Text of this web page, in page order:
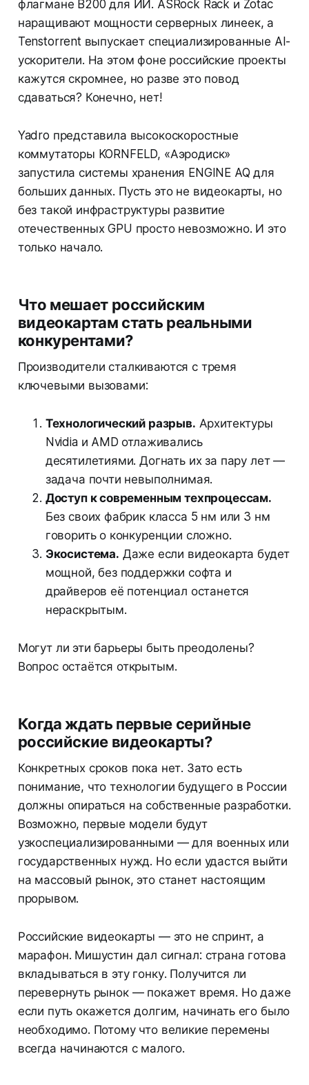
флагмане B200 для ИИ. ASRock Rack и Zotac
наращивают мощности серверных линеек, а
Tenstorrent выпускает специализированные AI-
ускорители. На этом фоне российские проекты
кажутся скромнее, но разве это повод
сдаваться? Конечно, нет!
Yadro представила высокоскоростные
коммутаторы KORNFELD, «Аэродиск»
запустила системы хранения ENGINE AQ для
больших данных. Пусть это не видеокарты, но
без такой инфраструктуры развитие
отечественных GPU просто невозможно. И это
только начало.
Что мешает российским
видеокартам стать реальными
конкурентами?
Производители сталкиваются с тремя
ключевыми вызовами:
Технологический разрыв. Архитектуры
Nvidia и AMD отлаживались
десятилетиями. Догнать их за пару лет —
задача почти невыполнимая.
Доступ к современным техпроцессам.
Без своих фабрик класса 5 нм или 3 нм
говорить о конкуренции сложно.
Экосистема. Даже если видеокарта будет
мощной, без поддержки софта и
драйверов её потенциал останется
нераскрытым.
Могут ли эти барьеры быть преодолены?
Вопрос остаётся открытым.
Когда ждать первые серийные
российские видеокарты?
Конкретных сроков пока нет. Зато есть
понимание, что технологии будущего в России
должны опираться на собственные разработки.
Возможно, первые модели будут
узкоспециализированными — для военных или
государственных нужд. Но если удастся выйти
на массовый рынок, это станет настоящим
прорывом.
Российские видеокарты — это не спринт, а
марафон. Мишустин дал сигнал: страна готова
вкладываться в эту гонку. Получится ли
перевернуть рынок — покажет время. Но даже
если путь окажется долгим, начинать его было
необходимо. Потому что великие перемены
всегда начинаются с малого.